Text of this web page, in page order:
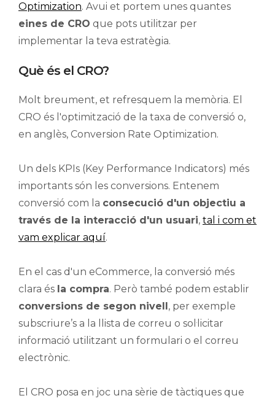
Optimization. Avui et portem unes quantes
eines de CRO que pots utilitzar per
implementar la teva estratègia.
Què és el CRO?
Molt breument, et refresquem la memòria. El
CRO és l'optimització de la taxa de conversió o,
en anglès, Conversion Rate Optimization.
Un dels KPIs (Key Performance Indicators) més
importants són les conversions. Entenem
conversió com la consecució d'un objectiu a
través de la interacció d'un usuari, tal i com et
vam explicar aquí.
En el cas d'un eCommerce, la conversió més
clara és la compra. Però també podem establir
conversions de segon nivell , per exemple
subscriure’s a la llista de correu o sol·licitar
informació utilitzant un formulari o el correu
electrònic.
El CRO posa en joc una sèrie de tàctiques que